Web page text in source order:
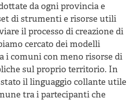
da ogni provincia e
di strumenti e risorse utili
il processo di creazione di
cercato dei modelli
i comuni con meno risorse di
sul proprio territorio. In
il linguaggio collante utile
tra i partecipanti che